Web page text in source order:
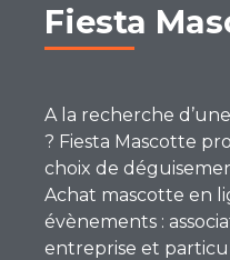
Fiesta
A la recherche
? Fiesta Mascotte
choix de
Achat mascotte en
évènements :
entreprise et